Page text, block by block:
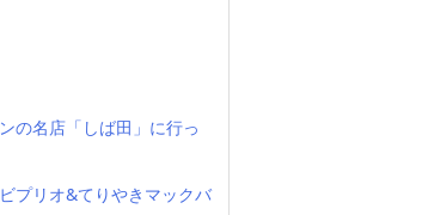
の名店「しば田」に行っ
プリオ&てりやきマックバ